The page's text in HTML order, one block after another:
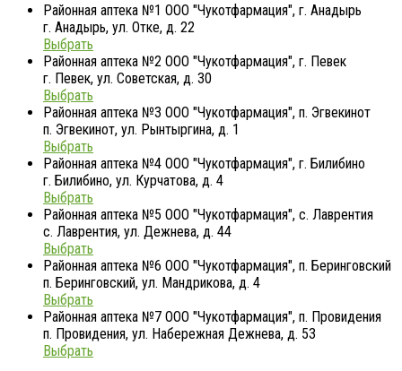
Районная аптека №1 ООО "Чукотфармация", г. Анадырь
г. Анадырь, ул. Отке, д. 22
Выбрать
Районная аптека №2 ООО "Чукотфармация", г. Певек
г. Певек, ул. Советская, д. 30
Выбрать
Районная аптека №3 ООО "Чукотфармация", п. Эгвекинот
п. Эгвекинот, ул. Рынтыргина, д. 1
Выбрать
Районная аптека №4 ООО "Чукотфармация", г. Билибино
г. Билибино, ул. Курчатова, д. 4
Выбрать
Районная аптека №5 ООО "Чукотфармация", с. Лаврентия
с. Лаврентия, ул. Дежнева, д. 44
Выбрать
Районная аптека №6 ООО "Чукотфармация", п. Беринговский
п. Беринговский, ул. Мандрикова, д. 4
Выбрать
Районная аптека №7 ООО "Чукотфармация", п. Провидения
п. Провидения, ул. Набережная Дежнева, д. 53
Выбрать